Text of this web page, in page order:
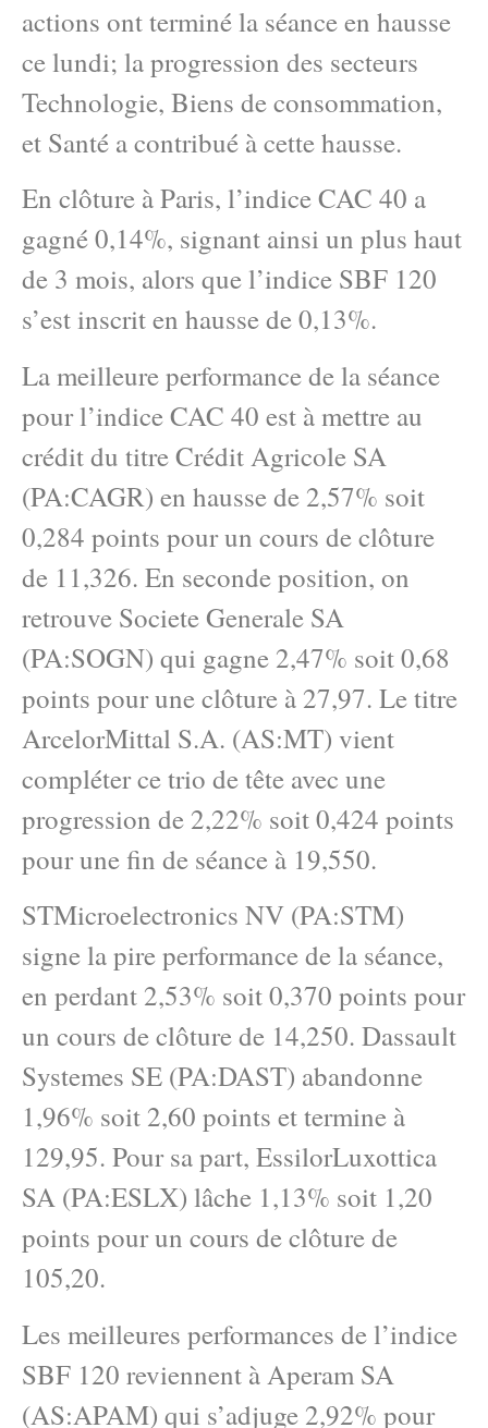
actions ont terminé la séance en hausse
ce lundi; la progression des secteurs
Technologie, Biens de consommation,
et Santé a contribué à cette hausse.
En clôture à Paris, l’indice CAC 40 a
gagné 0,14%, signant ainsi un plus haut
de 3 mois, alors que l’indice SBF 120
s’est inscrit en hausse de 0,13%.
La meilleure performance de la séance
pour l’indice CAC 40 est à mettre au
crédit du titre Crédit Agricole SA
(PA:CAGR) en hausse de 2,57% soit
0,284 points pour un cours de clôture
de 11,326. En seconde position, on
retrouve Societe Generale SA
(PA:SOGN) qui gagne 2,47% soit 0,68
points pour une clôture à 27,97. Le titre
ArcelorMittal S.A. (AS:MT) vient
compléter ce trio de tête avec une
progression de 2,22% soit 0,424 points
pour une fin de séance à 19,550.
STMicroelectronics NV (PA:STM)
signe la pire performance de la séance,
en perdant 2,53% soit 0,370 points pour
un cours de clôture de 14,250. Dassault
Systemes SE (PA:DAST) abandonne
1,96% soit 2,60 points et termine à
129,95. Pour sa part, EssilorLuxottica
SA (PA:ESLX) lâche 1,13% soit 1,20
points pour un cours de clôture de
105,20.
Les meilleures performances de l’indice
SBF 120 reviennent à Aperam SA
(AS:APAM) qui s’adjuge 2,92% pour